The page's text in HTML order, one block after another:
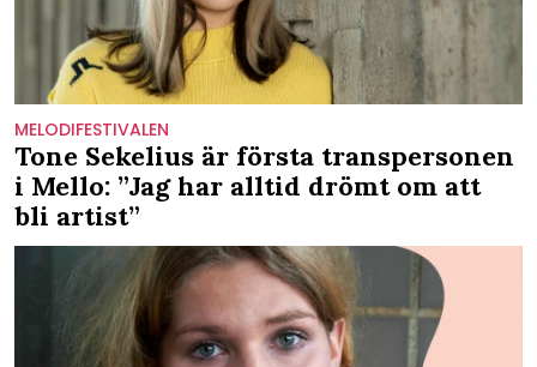
MELODIFESTIVALEN
Tone Sekelius är första transpersonen
i Mello: ”Jag har alltid drömt om att
bli artist”